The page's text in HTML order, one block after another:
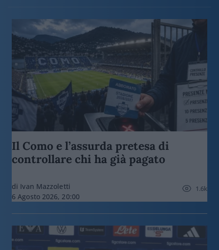
Il Como e l’assurda pretesa di
controllare chi ha già pagato
di Ivan Mazzoletti
6 Agosto 2026, 20:00
1.6k